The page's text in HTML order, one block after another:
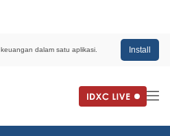
dalam satu aplikasi. Install